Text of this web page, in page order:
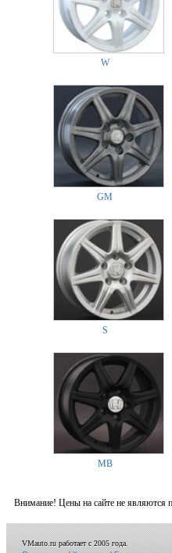
W
GM
S
MB
Внимание! Цены на сайте не являются
VMauto.ru работает с 2005 года.